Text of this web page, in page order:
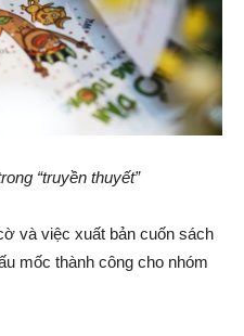
“truyền thuyết”
và việc xuất bản cuốn sách
mốc thành công cho nhóm